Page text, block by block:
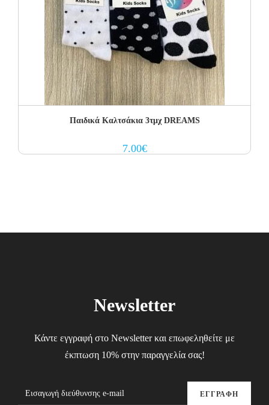
Παιδικά Καλτσάκια 3τμχ DREAMS
7.00€
Newsletter
Κάντε εγγραφή στο Newsletter και επωφεληθείτε με
έκπτωση 10% στην παραγγελία σας!
ΕΓΓΡΑΦΗ